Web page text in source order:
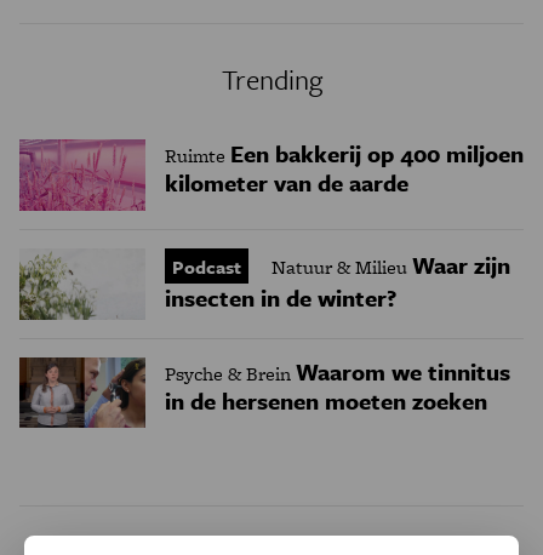
Trending
Ruimte Een bakkerij op 400 miljoen
kilometer van de aarde
Podcast Natuur & MilieuWaar zijn
insecten in de winter?
Psyche & BreinWaarom we tinnitus
in de hersenen moeten zoeken